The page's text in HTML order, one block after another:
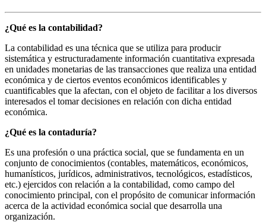
¿Qué es la contabilidad?
La contabilidad es una técnica que se utiliza para producir
sistemática y estructuradamente información cuantitativa expresada
en unidades monetarias de las transacciones que realiza una entidad
económica y de ciertos eventos económicos identificables y
cuantificables que la afectan, con el objeto de facilitar a los diversos
interesados el tomar decisiones en relación con dicha entidad
económica.
¿Qué es la contaduría?
Es una profesión o una práctica social, que se fundamenta en un
conjunto de conocimientos (contables, matemáticos, económicos,
humanísticos, jurídicos, administrativos, tecnológicos, estadísticos,
etc.) ejercidos con relación a la contabilidad, como campo del
conocimiento principal, con el propósito de comunicar información
acerca de la actividad económica social que desarrolla una
organización.